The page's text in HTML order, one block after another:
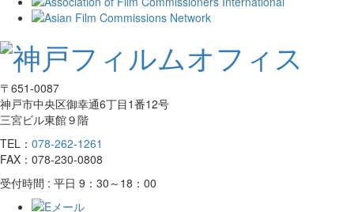
〒651-0087
神戸市中央区御幸通6丁目1番12号
三宮ビル東館９階
TEL： 078-262-1261
FAX：078-230-0808
受付時間 : 平日 9：30～18：00